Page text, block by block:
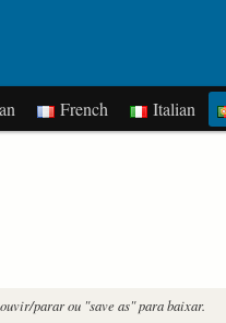
French Italian
parar ou "save as" para baixar.